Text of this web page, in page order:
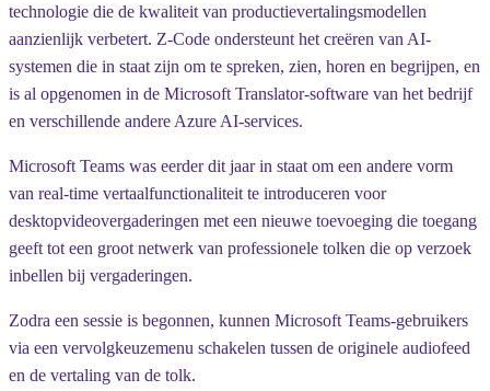
technologie die de kwaliteit van productievertalingsmodellen
aanzienlijk verbetert. Z-Code ondersteunt het creëren van AI-
systemen die in staat zijn om te spreken, zien, horen en begrijpen, en
is al opgenomen in de Microsoft Translator-software van het bedrijf
en verschillende andere Azure AI-services.
Microsoft Teams was eerder dit jaar in staat om een andere vorm
van real-time vertaalfunctionaliteit te introduceren voor
desktopvideovergaderingen met een nieuwe toevoeging die toegang
geeft tot een groot netwerk van professionele tolken die op verzoek
inbellen bij vergaderingen.
Zodra een sessie is begonnen, kunnen Microsoft Teams-gebruikers
via een vervolgkeuzemenu schakelen tussen de originele audiofeed
en de vertaling van de tolk.